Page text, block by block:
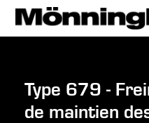
Type 679 -
de maintien